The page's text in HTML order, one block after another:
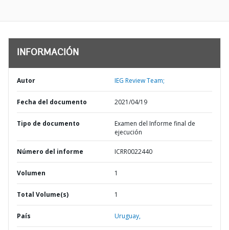
INFORMACIÓN
Autor IEG Review Team;
Fecha del documento 2021/04/19
Tipo de documento
Examen del Informe final de
ejecución
Número del informe ICRR0022440
Volumen 1
Total Volume(s) 1
País Uruguay,